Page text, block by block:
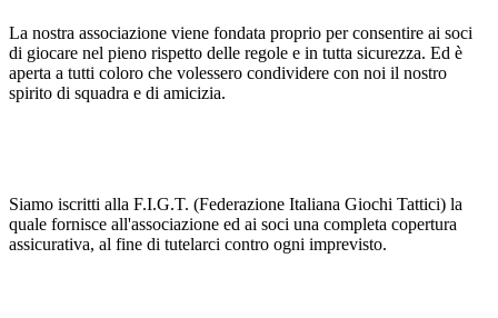
La nostra associazione viene fondata proprio per consentire ai soci
di giocare nel pieno rispetto delle regole e in tutta sicurezza. Ed è
aperta a tutti coloro che volessero condividere con noi il nostro
spirito di squadra e di amicizia.
Siamo iscritti alla F.I.G.T. (Federazione Italiana Giochi Tattici) la
quale fornisce all'associazione ed ai soci una completa copertura
assicurativa, al fine di tutelarci contro ogni imprevisto.